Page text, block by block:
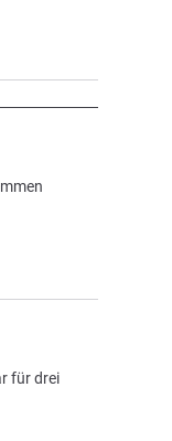
für drei